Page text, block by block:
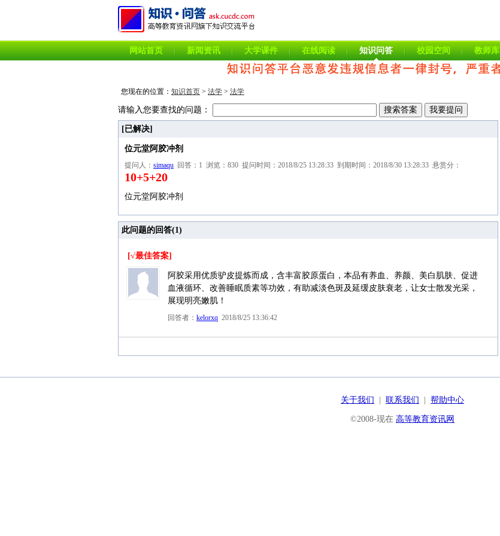
网站首页 新闻资讯 大学课件 在线阅读 知识问答 校园空间 教师库
您现在的位置： 知识首页 > 法学 > 法学
请输入您要查找的问题：
[已解决]
位元堂阿胶冲剂
提问人： simaqu 回答：1 浏览：830 提问时间：2018/8/25 13:28:33 到期时间：2018/8/30 13:28:33 悬赏分：
10+5+20
位元堂阿胶冲剂
此问题的回答(1)
[√最佳答案]
阿胶采用优质驴皮提炼而成，含丰富胶原蛋白，本品有养血、养颜、美白肌肤、促进
血液循环、改善睡眠质素等功效，有助减淡色斑及延缓皮肤衰老，让女士散发光采，
展现明亮嫩肌！
回答者： kelorxq 2018/8/25 13:36:42
关于我们 联系我们 帮助中心
©2008-现在 高等教育资讯网